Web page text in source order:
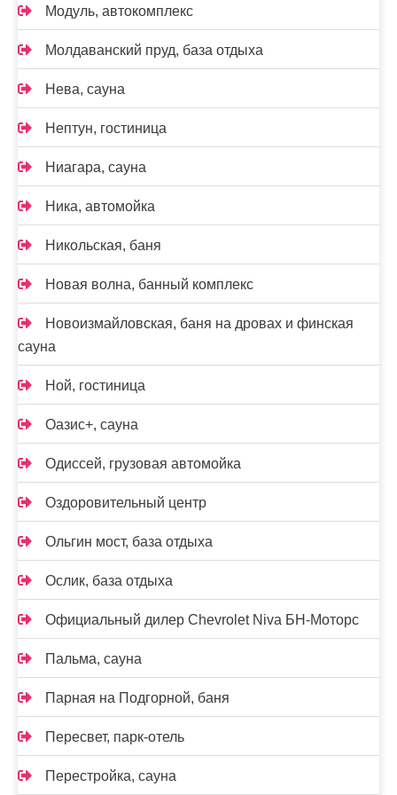
Модуль, автокомплекс
Молдаванский пруд, база отдыха
Нева, сауна
Нептун, гостиница
Ниагара, сауна
Ника, автомойка
Никольская, баня
Новая волна, банный комплекс
Новоизмайловская, баня на дровах и финская
сауна
Ной, гостиница
Оазис+, сауна
Одиссей, грузовая автомойка
Оздоровительный центр
Ольгин мост, база отдыха
Ослик, база отдыха
Официальный дилер Chevrolet Niva БН-Моторс
Пальма, сауна
Парная на Подгорной, баня
Пересвет, парк-отель
Перестройка, сауна